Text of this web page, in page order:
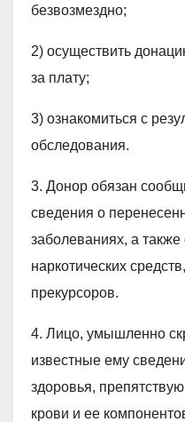
безвозмездно;
2) осуществить
за плату;
3) ознакомиться с
обследования.
3. Донор обязан
сведения о
заболеваниях, а
наркотических
прекурсоров.
4. Лицо, умышленно
известные ему
здоровья,
крови и ее